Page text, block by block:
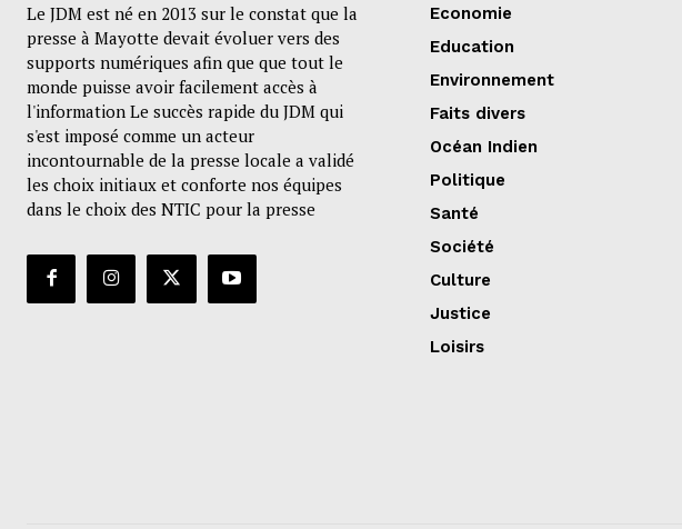
Le JDM est né en 2013 sur le constat que la
presse à Mayotte devait évoluer vers des
supports numériques afin que que tout le
monde puisse avoir facilement accès à
l'information Le succès rapide du JDM qui
s'est imposé comme un acteur
incontournable de la presse locale a validé
les choix initiaux et conforte nos équipes
dans le choix des NTIC pour la presse
Economie
Education
Environnement
Faits divers
Océan Indien
Politique
Santé
Société
Culture
Justice
Loisirs